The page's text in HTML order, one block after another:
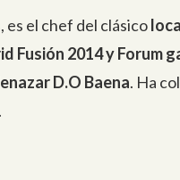
el chef del clásico
Fusión 2014 y Forum
D.O Baena. Ha